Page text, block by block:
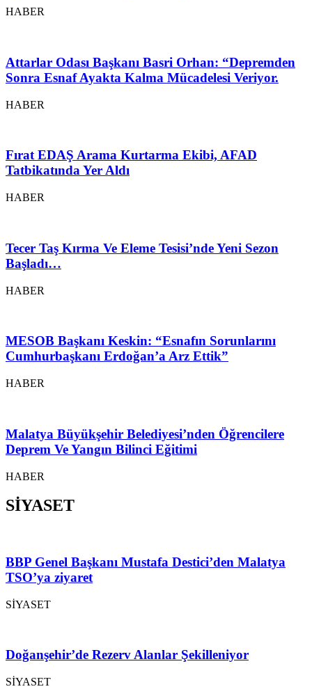
HABER
Attarlar Odası Başkanı Basri Orhan: “Depremden
Sonra Esnaf Ayakta Kalma Mücadelesi Veriyor.
HABER
Fırat EDAŞ Arama Kurtarma Ekibi, AFAD
Tatbikatında Yer Aldı
HABER
Tecer Taş Kırma Ve Eleme Tesisi’nde Yeni Sezon
Başladı…
HABER
MESOB Başkanı Keskin: “Esnafın Sorunlarını
Cumhurbaşkanı Erdoğan’a Arz Ettik”
HABER
Malatya Büyükşehir Belediyesi’nden Öğrencilere
Deprem Ve Yangın Bilinci Eğitimi
HABER
SİYASET
BBP Genel Başkanı Mustafa Destici’den Malatya
TSO’ya ziyaret
SİYASET
Doğanşehir’de Rezerv Alanlar Şekilleniyor
SİYASET